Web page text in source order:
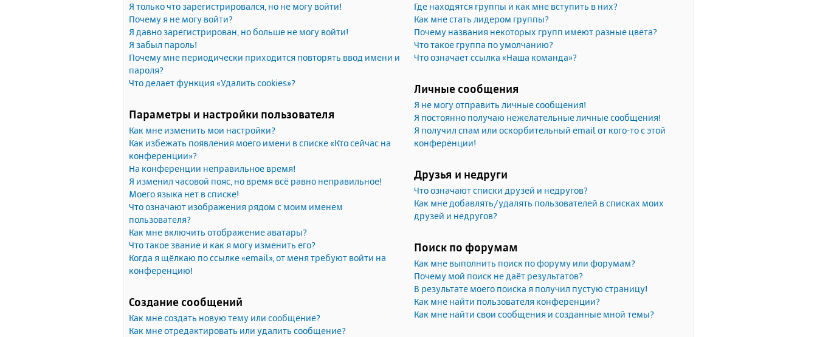
Я только что зарегистрировался, но не могу войти!
Почему я не могу войти?
Я давно зарегистрирован, но больше не могу войти!
Я забыл пароль!
Почему мне периодически приходится повторять ввод имени и
пароля?
Что делает функция «Удалить cookies»?
Параметры и настройки пользователя
Как мне изменить мои настройки?
Как избежать появления моего имени в списке «Кто сейчас на
конференции»?
На конференции неправильное время!
Я изменил часовой пояс, но время всё равно неправильное!
Моего языка нет в списке!
Что означают изображения рядом с моим именем
пользователя?
Как мне включить отображение аватары?
Что такое звание и как я могу изменить его?
Когда я щёлкаю по ссылке «email», от меня требуют войти на
конференцию!
Создание сообщений
Как мне создать новую тему или сообщение?
Как мне отредактировать или удалить сообщение?
Где находятся группы и как мне вступить в них?
Как мне стать лидером группы?
Почему названия некоторых групп имеют разные цвета?
Что такое группа по умолчанию?
Что означает ссылка «Наша команда»?
Личные сообщения
Я не могу отправить личные сообщения!
Я постоянно получаю нежелательные личные сообщения!
Я получил спам или оскорбительный email от кого-то с этой
конференции!
Друзья и недруги
Что означают списки друзей и недругов?
Как мне добавлять/удалять пользователей в списках моих
друзей и недругов?
Поиск по форумам
Как мне выполнить поиск по форуму или форумам?
Почему мой поиск не даёт результатов?
В результате моего поиска я получил пустую страницу!
Как мне найти пользователя конференции?
Как мне найти свои сообщения и созданные мной темы?